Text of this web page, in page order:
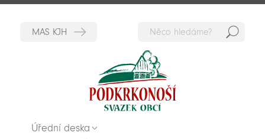
Úřední deska